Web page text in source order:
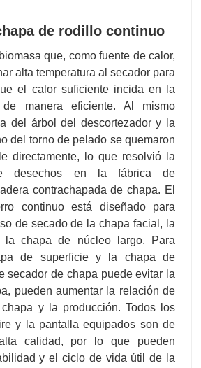
de rodillo continuo
que, como fuente de calor,
alta temperatura al secador para
el calor suficiente incida en la
manera eficiente. Al mismo
del árbol del descortezador y la
del torno de pelado se quemaron
directamente, lo que resolvió la
desechos en la fábrica de
contrachapada de chapa. El
continuo está diseñado para
de secado de la chapa facial, la
la chapa de núcleo largo. Para
de superficie y la chapa de
secador de chapa puede evitar la
pueden aumentar la relación de
y la producción. Todos los
y la pantalla equipados son de
calidad, por lo que pueden
y el ciclo de vida útil de la